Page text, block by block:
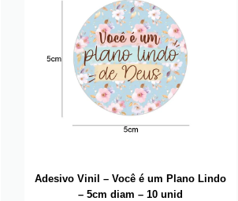
Adesivo Vinil – Você é um Plano Lindo
– 5cm diam – 10 unid